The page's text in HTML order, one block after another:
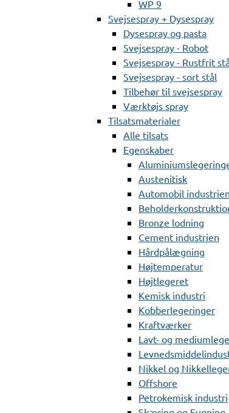
WP 9
Svejsespray + Dysespray
Dysespray og pasta
Svejsespray - Robot
Svejsespray - Rustfrit
Svejsespray - sort stål
Tilbehør til svejsespray
Værktøjs spray
Tilsatsmaterialer
Alle tilsats
Egenskaber
Austenitisk
Automobil industrien
Bronze lodning
Cement industrien
Hårdpålægning
Højtemperatur
Højtlegeret
Kemisk industri
Kobberlegeringer
Kraftværker
Lavt- og
Nikkel og
Offshore
Petrokemisk industri